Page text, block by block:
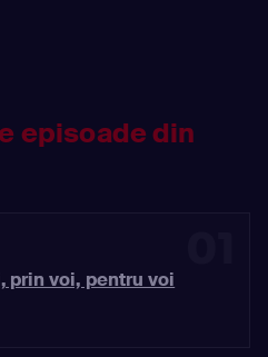
episoade din
prin voi, pentru voi